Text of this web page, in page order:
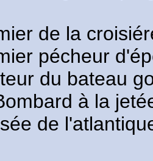
de la
pécheur
du bateau
à la
de